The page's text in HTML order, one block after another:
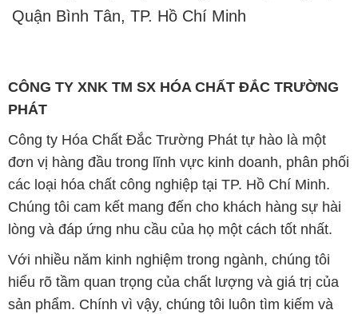
Quận Bình Tân, TP. Hồ Chí Minh
CÔNG TY XNK TM SX HÓA CHẤT ĐẮC TRƯỜNG
PHÁT
Công ty Hóa Chất Đắc Trường Phát tự hào là một
đơn vị hàng đầu trong lĩnh vực kinh doanh, phân phối
các loại hóa chất công nghiệp tại TP. Hồ Chí Minh.
Chúng tôi cam kết mang đến cho khách hàng sự hài
lòng và đáp ứng nhu cầu của họ một cách tốt nhất.
Với nhiều năm kinh nghiệm trong ngành, chúng tôi
hiểu rõ tầm quan trọng của chất lượng và giá trị của
sản phẩm. Chính vì vậy, chúng tôi luôn tìm kiếm và